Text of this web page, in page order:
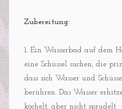
Zubereitung:
1. Ein Wasserbad auf dem
eine Schüssel suchen, die
dass sich Wasser und
berühren. Das Wasser
köchelt, aber nicht sprudelt.